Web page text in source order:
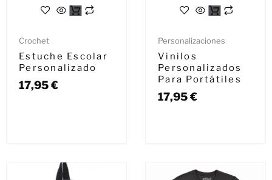
Crochet
Estuche Escolar
Personalizado
17,95€
Personalizaciones
Vinilos
Personalizados
Para Portátiles
17,95€